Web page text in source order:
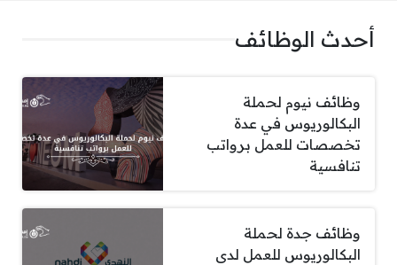
أحدث الوظائف
وظائف نيوم لحملة
البكالوريوس في عدة
تخصصات للعمل برواتب
تنافسية
وظائف جدة لحملة
البكالوريوس للعمل لدى